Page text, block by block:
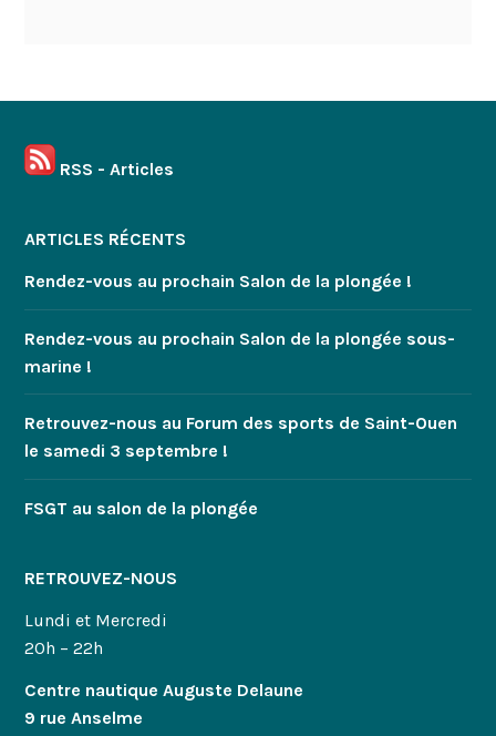
RSS - Articles
ARTICLES RÉCENTS
Rendez-vous au prochain Salon de la plongée !
Rendez-vous au prochain Salon de la plongée sous-
marine !
Retrouvez-nous au Forum des sports de Saint-Ouen
le samedi 3 septembre !
FSGT au salon de la plongée
RETROUVEZ-NOUS
Lundi et Mercredi
20h – 22h
Centre nautique Auguste Delaune
9 rue Anselme